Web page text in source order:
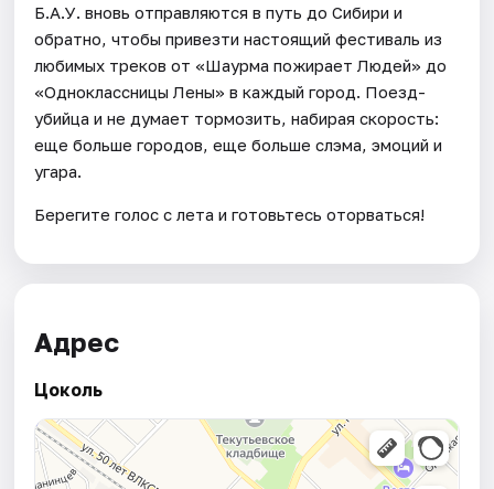
Б.А.У. вновь отправляются в путь до Сибири и
обратно, чтобы привезти настоящий фестиваль из
любимых треков от «Шаурма пожирает Людей» до
«Одноклассницы Лены» в каждый город. Поезд-
убийца и не думает тормозить, набирая скорость:
еще больше городов, еще больше слэма, эмоций и
угара.
Берегите голос с лета и готовьтесь оторваться!
Адрес
Цоколь